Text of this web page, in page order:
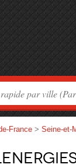
France > Seine-et-